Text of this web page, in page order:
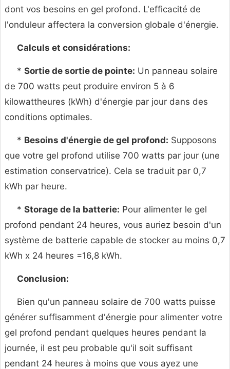
dont vos besoins en gel profond. L'efficacité de
l'onduleur affectera la conversion globale d'énergie.
Calculs et considérations:
* Sortie de sortie de pointe: Un panneau solaire
de 700 watts peut produire environ 5 à 6
kilowattheures (kWh) d'énergie par jour dans des
conditions optimales.
* Besoins d'énergie de gel profond: Supposons
que votre gel profond utilise 700 watts par jour (une
estimation conservatrice). Cela se traduit par 0,7
kWh par heure.
* Storage de la batterie: Pour alimenter le gel
profond pendant 24 heures, vous auriez besoin d'un
système de batterie capable de stocker au moins 0,7
kWh x 24 heures =16,8 kWh.
Conclusion:
Bien qu'un panneau solaire de 700 watts puisse
générer suffisamment d'énergie pour alimenter votre
gel profond pendant quelques heures pendant la
journée, il est peu probable qu'il soit suffisant
pendant 24 heures à moins que vous ayez une